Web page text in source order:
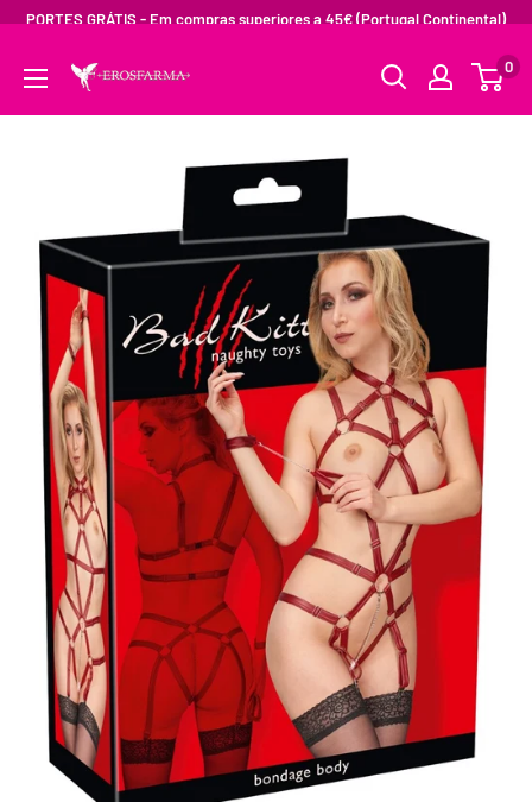
PORTES GRÁTIS - Em compras superiores a 45€ (Portugal Continental)
0